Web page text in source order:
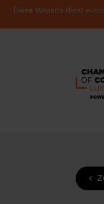
Diese Website dient